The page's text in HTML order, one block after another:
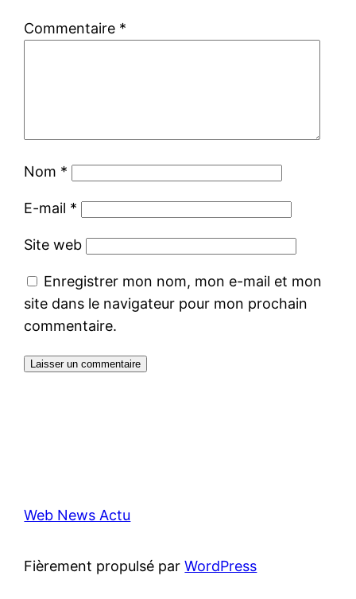
Commentaire *
Nom *
E-mail *
Site web
Enregistrer mon nom, mon e-mail et mon
site dans le navigateur pour mon prochain
commentaire.
Web News Actu
Fièrement propulsé parWordPress